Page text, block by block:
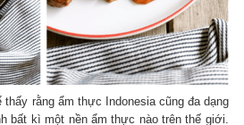
thấy rằng ẩm thực Indonesia cũng đa dạng
bất kì một nền ẩm thực nào trên thế giới.